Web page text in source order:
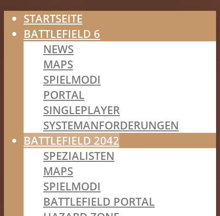
STARTSEITE
BATTLEFIELD 6
NEWS
MAPS
SPIELMODI
PORTAL
SINGLEPLAYER
SYSTEMANFORDERUNGEN
BATTLEFIELD 2042
SPEZIALISTEN
MAPS
SPIELMODI
BATTLEFIELD PORTAL